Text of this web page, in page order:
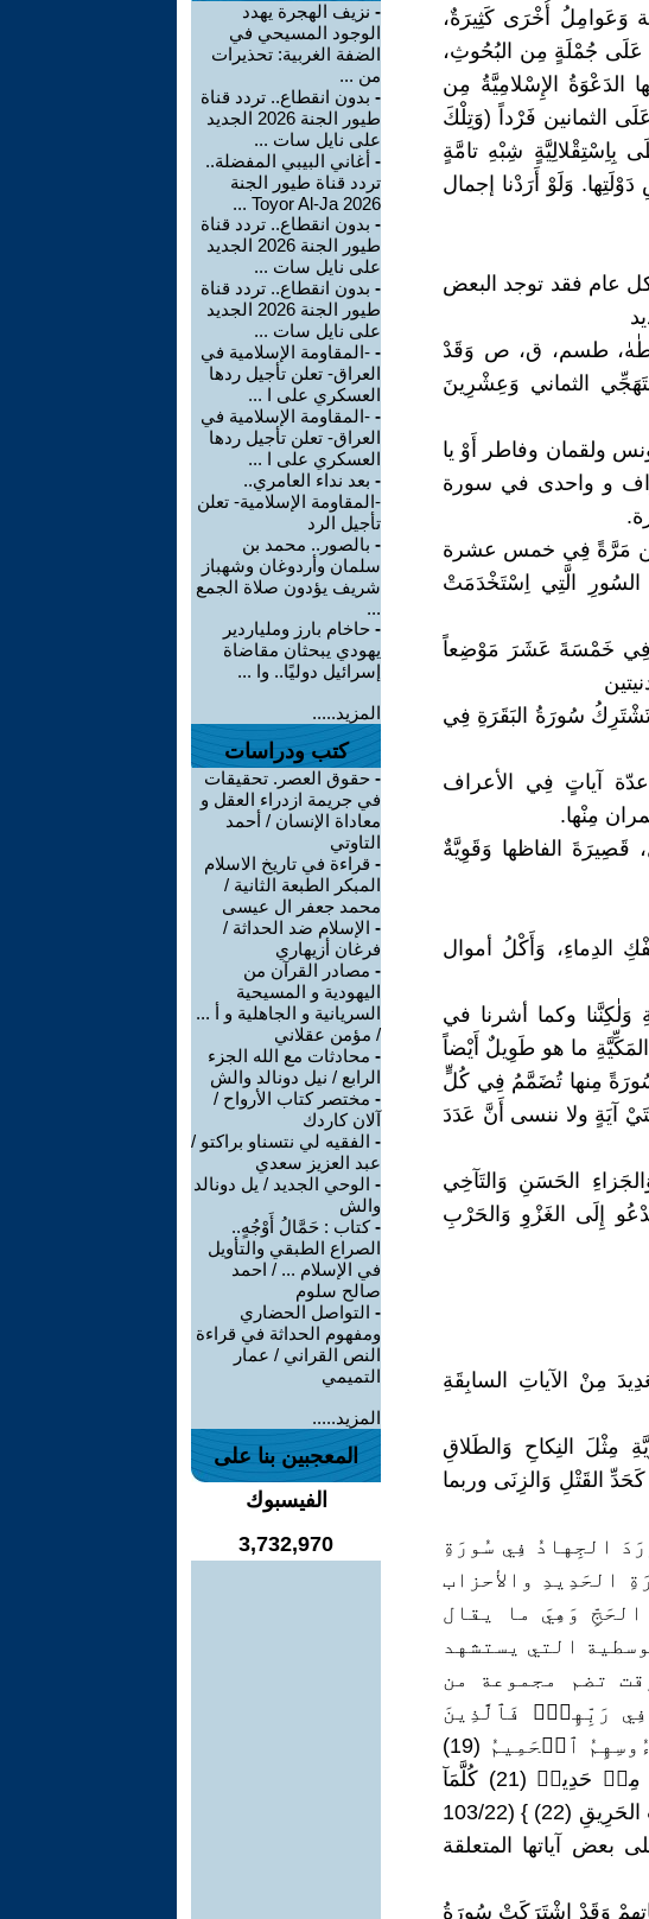
وَعَوامِلُ أُخْرَى كَثِيرَةٌ،
عَلَى جُمْلَةٍ مِن البُحُوثِ،
الدَعْوَةُ الإِسْلامِيَّةُ مِن
الثمانين فَرْداً (وَتِلْكَ
بِاِسْتِقْلالِيَّةٍ شِبْهِ تامَّةٍ
وَلَوْ أَرَدْنا إجمال
عام فقد توجد البعض
طٰهٰ، طسم، ق، ص وَقَدْ
الثماني وَعِشْرِينَ
ولقمان وفاطر أَوْ يا
و واحدى في سورة
مَرَّةً فِي خمس عشرة
الَّتِي اِسْتَخْدَمَتْ
فِي خَمْسَةَ عَشَرَ مَوْضِعاً
سُورَةُ البَقَرَةِ فِي
آياتٍ فِي الأعراف
مِنْها.
الفاظها وَقَوِيَّةٌ
الدِماءِ، وَأَكْلُ أموال
وكما أشرنا في
ما هو طَوِيلٌ أَيْضاً
أَكْثَرُ مِن 40 سُورَةً آياتِها فَوْقَ الخَمْسِينَ وَحَوالَيْ 13 سُورَةً مِنها تُضَمَّمُ فِي كُلٍّ
آيَةٍ ولا ننسى أَنَّ عَدَدَ
الحَسَنِ وَالتَآخِي
إِلَى الغَزْوِ وَالحَرْبِ
مِنْ الآياتِ السابِقَةِ
مِثْلَ النِكاحِ وَالطَلاقِ
كَحَدِّ القَتْلِ وَالزِنَى وربما
الجِهادُ فِي سُورَةِ
الحَدِيدِ والأحزاب
الحَجِّ وَهِيَ ما يقال
التي يستشهد
تضم مجموعة من
فِي رَبِّهِمۡۖ فَٱلَّذِينَ
كَفَرُواْ قُطِّعَتۡ لَهُمۡ ثِيَابٞ مِّن نَّارٖ يُصَبُّ مِن فَوۡقِ رُءُوسِهِمُ ٱلۡحَمِيمُ (19)
يُصۡهَرُ بِهِۦ مَا فِي بُطُونِهِمۡ وَٱلۡجُلُودُ (20) وَلَهُم مَّقَٰمِعُ مِنۡ حَدِيدٖ (21) كُلَّمَآ
اَرَادُوٓا أَن يَخۡرُجُواْ مِنۡهَا مِنۡ غَمٍّ أُعِيدُواْ فِيهَا وَذُوقُواْ عَذَابَ الحَرِيقِ (22) } (103/22
الآيات 19-22) علاوة على بعض آياتها المتعلقة
وَقَدْ اِشْتَرَكَتْ سُورَةُ
- نزيف الهجرة يهدد
الوجود المسيحي في
الضفة الغربية: تحذيرات
من ...
- بدون انقطاع.. تردد قناة
طيور الجنة 2026 الجديد
على نايل سات ...
- أغاني البيبي المفضلة..
تردد قناة طيور الجنة
2026 Toyor Al-Ja ...
- بدون انقطاع.. تردد قناة
طيور الجنة 2026 الجديد
على نايل سات ...
- بدون انقطاع.. تردد قناة
طيور الجنة 2026 الجديد
على نايل سات ...
- -المقاومة الإسلامية في
العراق- تعلن تأجيل ردها
العسكري على ا ...
- -المقاومة الإسلامية في
العراق- تعلن تأجيل ردها
العسكري على ا ...
- بعد نداء العامري..
-المقاومة الإسلامية- تعلن
تأجيل الرد
- بالصور.. محمد بن
سلمان وأردوغان وشهباز
شريف يؤدون صلاة الجمع
...
- حاخام بارز وملياردير
يهودي يبحثان مقاضاة
إسرائيل دوليًا.. وا ...
المزيد.....
كتب ودراسات
- حقوق العصر. تحقيقات
في جريمة ازدراء العقل و
معاداة الإنسان / أحمد
التاوتي
- قراءة في تاريخ الاسلام
المبكر الطبعة الثانية /
محمد جعفر ال عيسى
- الإسلام ضد الحداثة /
فرغان أزيهاري
- مصادر القرآن من
اليهودية و المسيحية
السريانية و الجاهلية و أ ...
/ مؤمن عقلاني
- محادثات مع الله الجزء
الرابع / نيل دونالد والش
- مختصر كتاب الأرواح /
آلان كاردك
- الفقيه لي نتسناو براكتو /
عبد العزيز سعدي
- الوحي الجديد / يل دونالد
والش
-كتاب : حَمَّالُ أَوْجُهٍ..
الصراع الطبقي والتأويل
في الإسلام ... / احمد
صالح سلوم
- التواصل الحضاري
ومفهوم الحداثة في قراءة
النص القراني / عمار
التميمي
المزيد.....
المعجبين بنا على
الفيسبوك
3,732,970